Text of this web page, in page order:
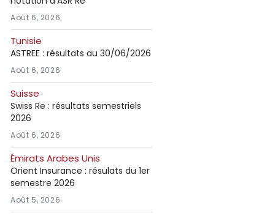
Août 6, 2026
Tunisie
ASTREE : résultats au 30/06/2026
Août 6, 2026
Suisse
Swiss Re : résultats semestriels
2026
Août 6, 2026
Émirats Arabes Unis
Orient Insurance : résulats du 1er
semestre 2026
Août 5, 2026